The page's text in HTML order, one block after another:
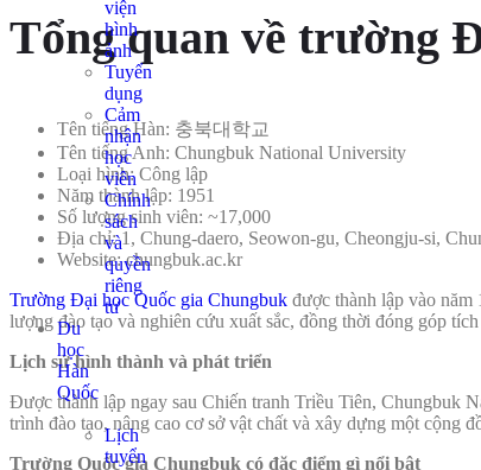
viện
hình
ảnh
Tuyển
dụng
Cảm
nhận
học
viên
Chính
sách
và
quyền
riêng
tư
Du
học
Hàn
Quốc
Lịch
tuyển
Tổng quan về trường
Tên tiếng Hàn: 충북대학교
Tên tiếng Anh: Chungbuk National University
Loại hình: Công lập
Năm thành lập: 1951
Số lượng sinh viên: ~17,000
Địa chỉ: 1, Chung-daero, Seowon-gu, Cheongju-si,
Website: chungbuk.ac.kr
Trường Đại học Quốc gia Chungbuk được thành lập vào
lượng đào tạo và nghiên cứu xuất sắc, đồng thời đóng góp
Lịch sử hình thành và phát triển
Được thành lập ngay sau Chiến tranh Triều Tiên, Chungbuk
trình đào tạo, nâng cao cơ sở vật chất và xây dựng một cộng
Trường Quốc gia Chungbuk có đặc điểm gì nổi bật